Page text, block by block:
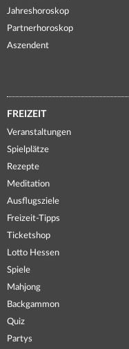
Jahreshoroskop
Partnerhoroskop
Aszendent
FREIZEIT
Veranstaltungen
Spielplätze
Rezepte
Meditation
Ausflugsziele
Freizeit-Tipps
Ticketshop
Lotto Hessen
Spiele
Mahjong
Backgammon
Quiz
Partys